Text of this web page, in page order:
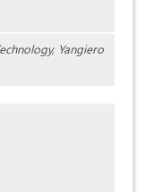
Yangiero